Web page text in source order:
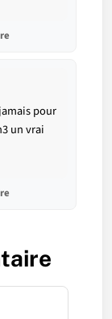
pour
un vrai